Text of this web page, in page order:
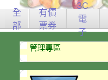
全
部
有價
票券
3C
電
子
管理專區